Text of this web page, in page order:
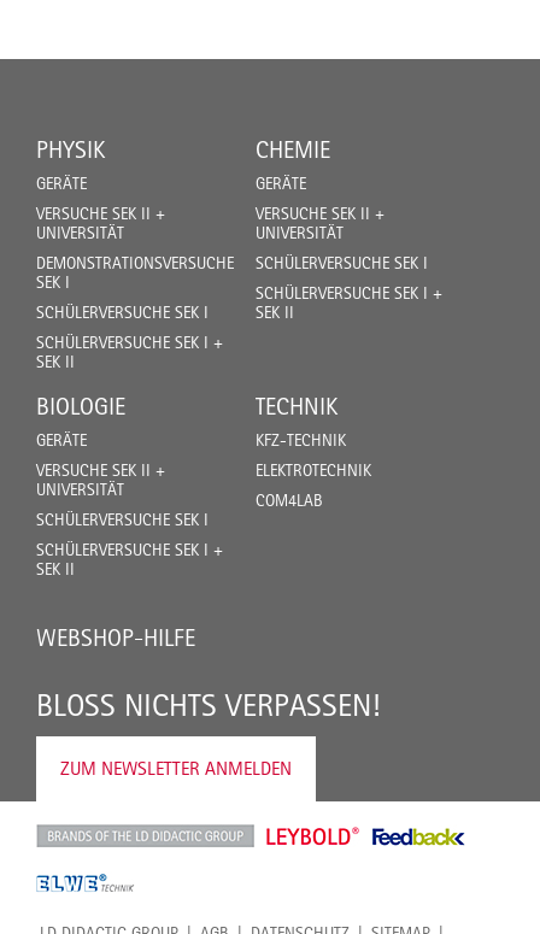
PHYSIK
GERÄTE
VERSUCHE SEK II +
UNIVERSITÄT
DEMONSTRATIONSVERSUCHE
SEK I
SCHÜLERVERSUCHE SEK I
SCHÜLERVERSUCHE SEK I +
SEK II
CHEMIE
GERÄTE
VERSUCHE SEK II +
UNIVERSITÄT
SCHÜLERVERSUCHE SEK I
SCHÜLERVERSUCHE SEK I +
SEK II
BIOLOGIE
GERÄTE
VERSUCHE SEK II +
UNIVERSITÄT
SCHÜLERVERSUCHE SEK I
SCHÜLERVERSUCHE SEK I +
SEK II
TECHNIK
KFZ-TECHNIK
ELEKTROTECHNIK
COM4LAB
WEBSHOP-HILFE
BLOSS NICHTS VERPASSEN!
ZUM NEWSLETTER ANMELDEN